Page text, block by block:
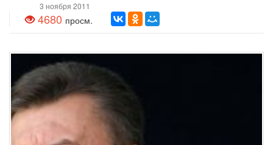
3 ноября 2011
4680 просм.